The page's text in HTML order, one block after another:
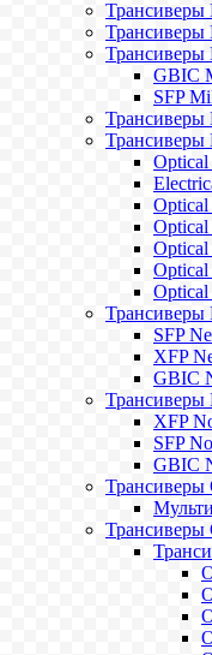
Трансиверы
Трансиверы
Трансиверы
GBIC
SFP
Трансиверы
Optical
Optical
Optical
Optical
Optical
Optical
Трансиверы
SFP
XFP
GBIC
Трансиверы
XFP
SFP
GBIC
Трансиверы
Трансиверы